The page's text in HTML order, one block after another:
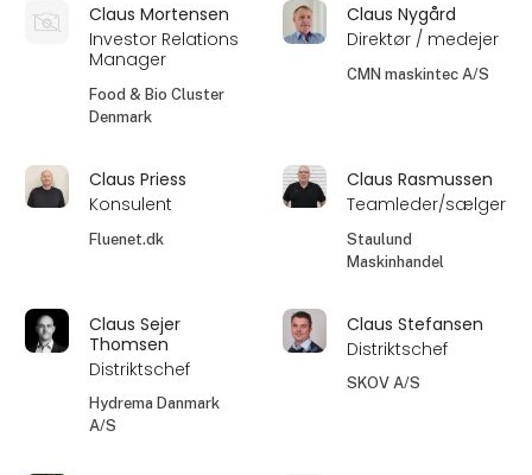
Claus Mortensen
Investor Relations
Manager
Food & Bio Cluster
Denmark
Claus Nygård
Direktør / medejer
CMN maskintec A/S
Claus Priess
Konsulent
Fluenet.dk
Claus Rasmussen
Teamleder/sælger
Staulund
Maskinhandel
Claus Sejer
Thomsen
Distriktschef
Hydrema Danmark
A/S
Claus Stefansen
Distriktschef
SKOV A/S